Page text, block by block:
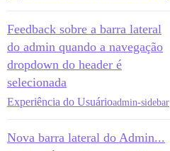
Feedback sobre a barra lateral
do admin quando a navegação
dropdown do header é
selecionada
Experiência do Usuárioadmin-sidebar
Nova barra lateral do Admin...